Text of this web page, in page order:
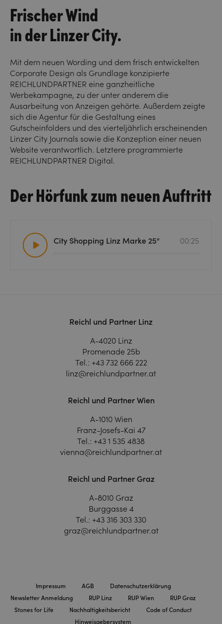
Frischer Wind
in der Linzer City.
Mit dem neuen Wording und dem frisch entwickelten
Corporate Design als Grundlage konzipierte
REICHLUNDPARTNER eine ganzheitliche
Werbekampagne, zu der unter anderem die
Ausarbeitung von Anzeigen gehörte. Außerdem zeigte
sich die Agentur für die Gestaltung eines
Gutscheinfolders und des vierteljährlich erscheinenden
Linzer City Journals sowie die Konzeption einer neuen
Website verantwortlich. Letztere programmierte
REICHLUNDPARTNER Digital.
Der Hörfunk zum neuen Auftritt
City Shopping Linz Marke 25“ 00:25
Reichl und Partner Linz
A-4020 Linz
Promenade 25b
Tel.: +43 732 666 222
linz@reichlundpartner.at
Reichl und Partner Wien
A-1010 Wien
Franz-Josefs-Kai 47
Tel.: +43 1 535 4838
vienna@reichlundpartner.at
Reichl und Partner Graz
A-8010 Graz
Burggasse 4
Tel.: +43 316 303 330
graz@reichlundpartner.at
Impressum AGB
Datenschutzerklärung
Newsletter Anmeldung
RUP Linz RUP Wien
RUP Graz
Stones for Life
Nachhaltigkeitsbericht
Code of Conduct
Hinweisgebersystem